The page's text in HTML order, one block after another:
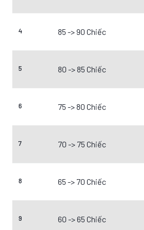
4 85 -> 90 Chiếc
5 80 -> 85 Chiếc
6 75 -> 80 Chiếc
7 70 -> 75 Chiếc
8 65 -> 70 Chiếc
9 60 -> 65 Chiếc